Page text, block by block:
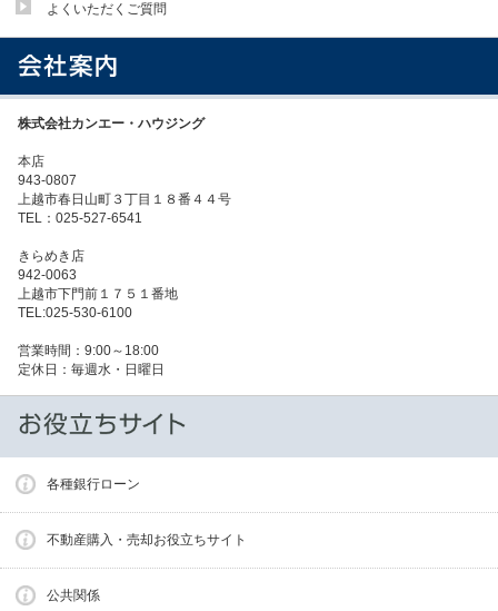
よくいただくご質問
株式会社カンエー・ハウジング
本店
943-0807
上越市春日山町３丁目１８番４４号
TEL：025-527-6541
きらめき店
942-0063
上越市下門前１７５１番地
TEL:025-530-6100
営業時間：9:00～18:00
定休日：毎週水・日曜日
各種銀行ローン
不動産購入・売却お役立ちサイト
公共関係